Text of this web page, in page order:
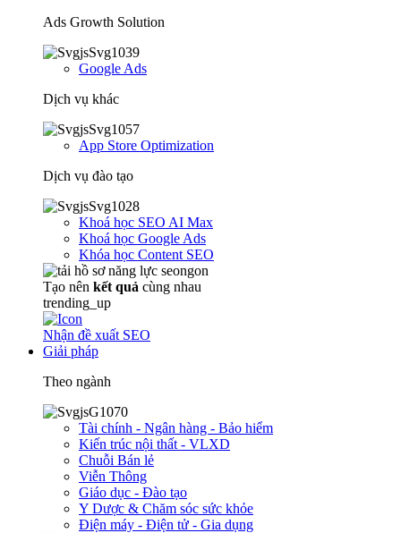
Ads Growth Solution
Google Ads
Dịch vụ khác
App Store Optimization
Dịch vụ đào tạo
Khoá học SEO AI Max
Khoá học Google Ads
Khóa học Content SEO
Tạo nên kết quả cùng nhau
trending_up
Nhận đề xuất SEO
Giải pháp
Theo ngành
Tài chính - Ngân hàng - Bảo hiểm
Kiến trúc nội thất - VLXD
Chuỗi Bán lẻ
Viễn Thông
Giáo dục - Đào tạo
Y Dược & Chăm sóc sức khỏe
Điện máy - Điện tử - Gia dụng